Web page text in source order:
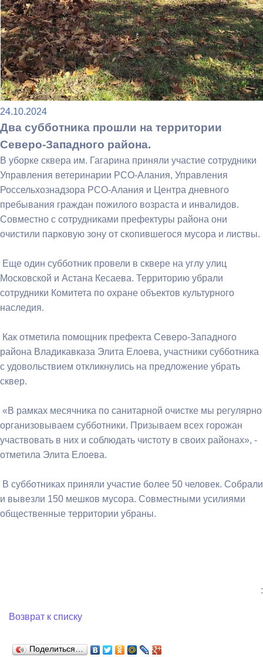
24.10.2024
Два субботника прошли на территории
Северо-Западного района.
В уборке сквера им. Гагарина приняли участие сотрудники
Управления ветеринарии РСО-Алания, Управления
Россельхознадзора РСО-Алания и Центра дневного
пребывания граждан пожилого возраста и инвалидов.
Совместно с сотрудниками префектуры района они
очистили парковую зону от скопившегося мусора и листвы.
Еще один субботник провели в сквере на углу улиц
Московской и Астана Кесаева. Территорию убрали
сотрудники Комитета по охране объектов культурного
наследия.
Как отметила помощник префекта Северо-Западного
района Владикавказа Элита Елоева, участники субботника
с удовольствием откликнулись на предложение убрать
сквер.
«В рамках месячника по санитарной очистке мы регулярно
организовываем субботники. Призываем всех горожан
участвовать в них и соблюдать чистоту в своих районах», -
отметила Элита Елоева.
В субботниках приняли участие более 50 человек. Собрали
и вывезли 150 мешков мусора. Совместными усилиями
общественные территории убраны.
:
Возврат к списку
Поделиться…